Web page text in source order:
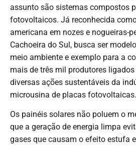
assunto são sistemas compostos
fotovoltaicos. Já reconhecida
americana em nozes e nogueiras-
Cachoeira do Sul, busca ser
meio ambiente e exemplo para a
mais de três mil produtores
diversas ações sustentáveis da
microusina de placas fotovoltaicas.
Os painéis solares não poluem o
que a geração de energia limpa
gases que causam o efeito estufa